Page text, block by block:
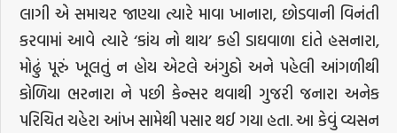
લાગી એ સમાચર જાણ્યા ત્યારે માવા ખાનારા, છોડવાની વિનંતી
કરવામાં આવે ત્યારે ‘કાંય નો થાય’ કહી ડાઘવાળા દાંતે હસનારા,
મોઢું પૂરું ખૂલતું ન હોય એટલે અંગુઠો અને પહેલી આંગળીથી
કોળિયા ભરનારા ને પછી કેન્સર થવાથી ગુજરી જનારા અનેક
પરિચિત ચહેરા આંખ સામેથી પસાર થઈ ગયા હતા. આ કેવું વ્યસન